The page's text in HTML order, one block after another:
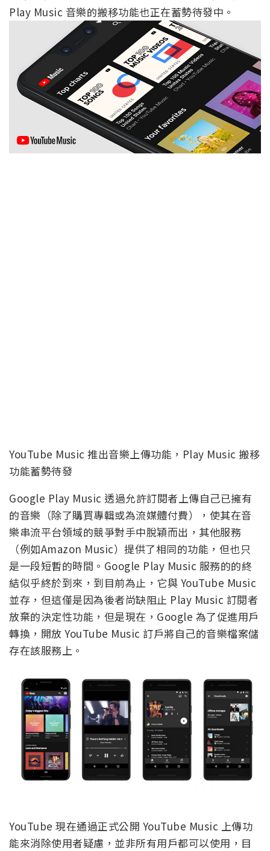
Play Music 音樂的搬移功能也正在蓄勢待發中。
YouTube Music 推出音樂上傳功能，Play Music 搬移
功能蓄勢待發
Google Play Music 透過允許訂閱者上傳自己已擁有
的音樂（除了購買專輯或為流媒體付費），使其在音
樂串流平台領域的競爭對手中脫穎而出，其他服務
（例如Amazon Music）提供了相同的功能，但也只
是一段短暫的時間。Google Play Music 服務的的終
結似乎終於到來，到目前為止，它與 YouTube Music
並存，但這僅是因為後者尚缺阻止 Play Music 訂閱者
放棄的決定性功能，但是現在，Google 為了促進用戶
轉換，開放 YouTube Music 訂戶將自己的音樂檔案儲
存在該服務上。
YouTube 現在通過正式公開 YouTube Music 上傳功
能來消除使用者疑慮，並非所有用戶都可以使用，目